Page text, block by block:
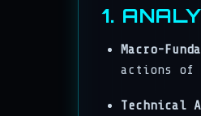
1.
Macro-
actions of
Technical